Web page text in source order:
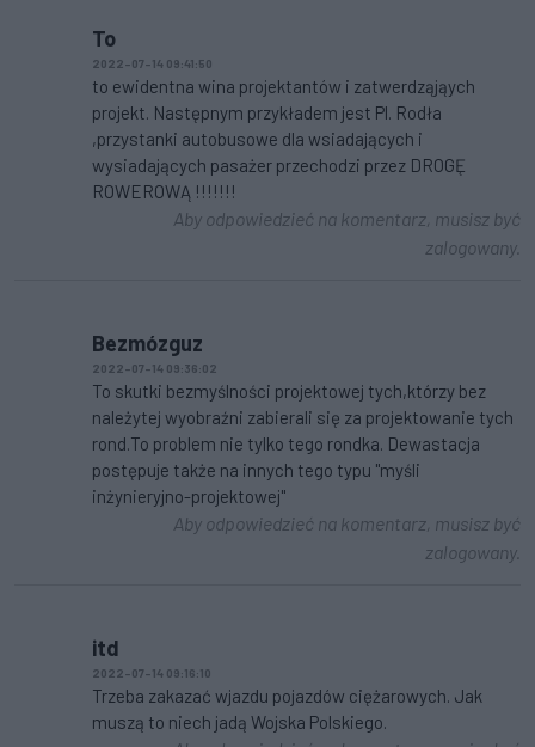
To
2022-07-14 09:41:50
to ewidentna wina projektantów i zatwerdząjąych
projekt. Następnym przykładem jest Pl. Rodła
,przystanki autobusowe dla wsiadających i
wysiadających pasażer przechodzi przez DROGĘ
ROWEROWĄ !!!!!!!
Aby odpowiedzieć na komentarz, musisz być
zalogowany.
Bezmózguz
2022-07-14 09:36:02
To skutki bezmyślności projektowej tych,którzy bez
należytej wyobraźni zabierali się za projektowanie tych
rond.To problem nie tylko tego rondka. Dewastacja
postępuje także na innych tego typu "myśli
inżynieryjno-projektowej"
Aby odpowiedzieć na komentarz, musisz być
zalogowany.
itd
2022-07-14 09:16:10
Trzeba zakazać wjazdu pojazdów ciężarowych. Jak
muszą to niech jadą Wojska Polskiego.